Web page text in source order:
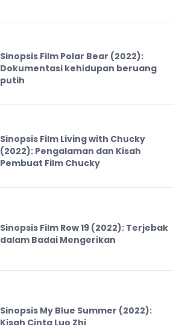
Sinopsis Film Polar Bear (2022):
Dokumentasi kehidupan beruang
putih
Sinopsis Film Living with Chucky
(2022): Pengalaman dan Kisah
Pembuat Film Chucky
Sinopsis Film Row 19 (2022): Terjebak
dalam Badai Mengerikan
Sinopsis My Blue Summer (2022):
Kisah Cinta Luo Zhi